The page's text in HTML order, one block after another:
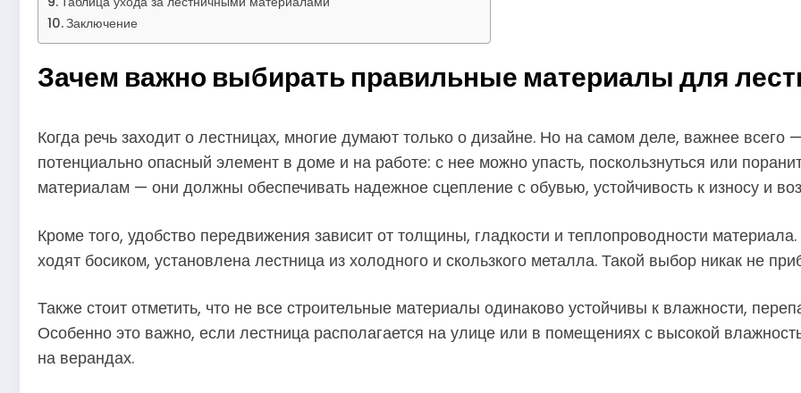
Заключение
Зачем важно выбирать правильные материалы для
Когда речь заходит о лестницах, многие думают только о дизайне. Но на самом деле, важнее всего
потенциально опасный элемент в доме и на работе: с нее можно упасть, поскользнуться или
материалам — они должны обеспечивать надежное сцепление с обувью, устойчивость к износу и
Кроме того, удобство передвижения зависит от толщины, гладкости и теплопроводности
ходят босиком, установлена лестница из холодного и скользкого металла. Такой выбор никак не
Также стоит отметить, что не все строительные материалы одинаково устойчивы к влажности,
Особенно это важно, если лестница располагается на улице или в помещениях с высокой
на верандах.